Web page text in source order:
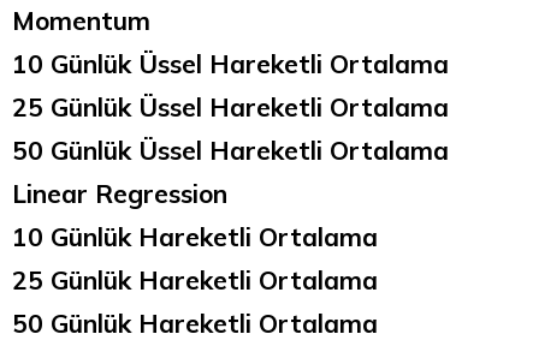
Momentum
10 Günlük Üssel Hareketli Ortalama
25 Günlük Üssel Hareketli Ortalama
50 Günlük Üssel Hareketli Ortalama
Linear Regression
10 Günlük Hareketli Ortalama
25 Günlük Hareketli Ortalama
50 Günlük Hareketli Ortalama